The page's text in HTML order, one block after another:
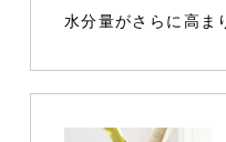
水分量がさらに高ま